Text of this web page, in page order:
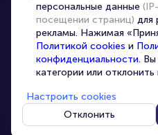
Перепродажа билетов
Организаторам
Корпоративным клиентам
VIP-билеты
Персональные данные
О компании
персональные данные
посещении страниц) для
рекламы. Нажимая
Политикой cookies и
конфиденциальности. Вы
категории или отклонить
Настроить cookies
Отклонить